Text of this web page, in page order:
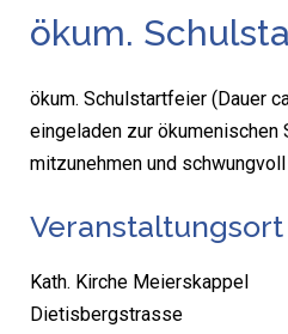
ökum.
ökum. Schulstartfeier (Dauer
eingeladen zur ökumenischen
mitzunehmen und
Veranstaltungsort
Kath. Kirche Meierskappel
Dietisbergstrasse